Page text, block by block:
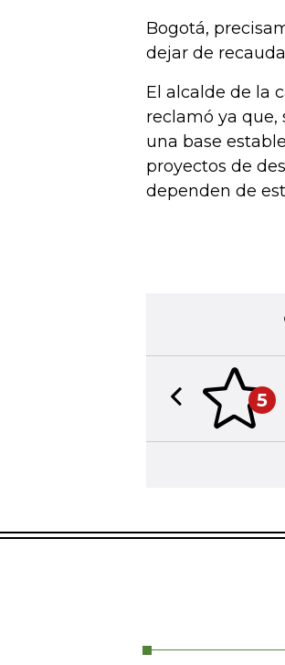
Bogotá,
dejar de
El alcalde de la
reclamó ya que,
una base
proyectos de
dependen de
5
Previous slide